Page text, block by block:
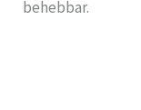
behebbar.